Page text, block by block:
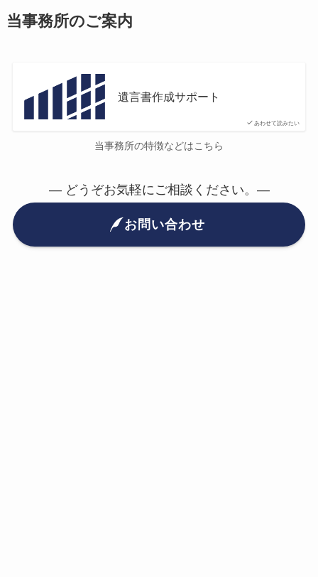
当事務所のご案内
あわせて読みたい
遺言書作成サポート
当事務所の特徴などはこちら
— どうぞお気軽にご相談ください。—
お問い合わせ